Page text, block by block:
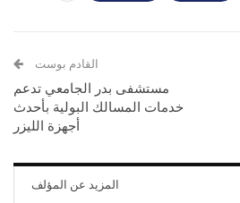
القادم بوست
مستشفى بدر الجامعي تدعم
خدمات المسالك البولية بأحدث
أجهزة الليزر
المزيد عن المؤلف